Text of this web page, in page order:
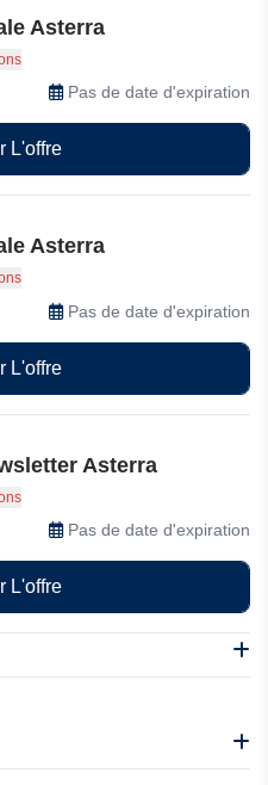
Asterra
Optimise yield with an
feature—enable it to
or disable it for regular
full control over your
Pas de date d'expiration
L'offre
Asterra
quotidiens Commencez à
grâce aux versements
automatisés, garantissant
constant dès le premier
Pas de date d'expiration
L'offre
Asterra
newsletter pour des
des offres et des
Pas de date d'expiration
L'offre